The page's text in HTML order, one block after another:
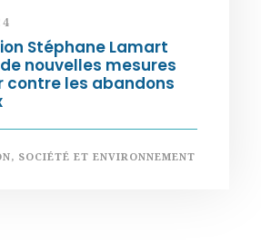
Stéphane Lamart
nouvelles mesures
contre les abandons
, SOCIÉTÉ ET ENVIRONNEMENT